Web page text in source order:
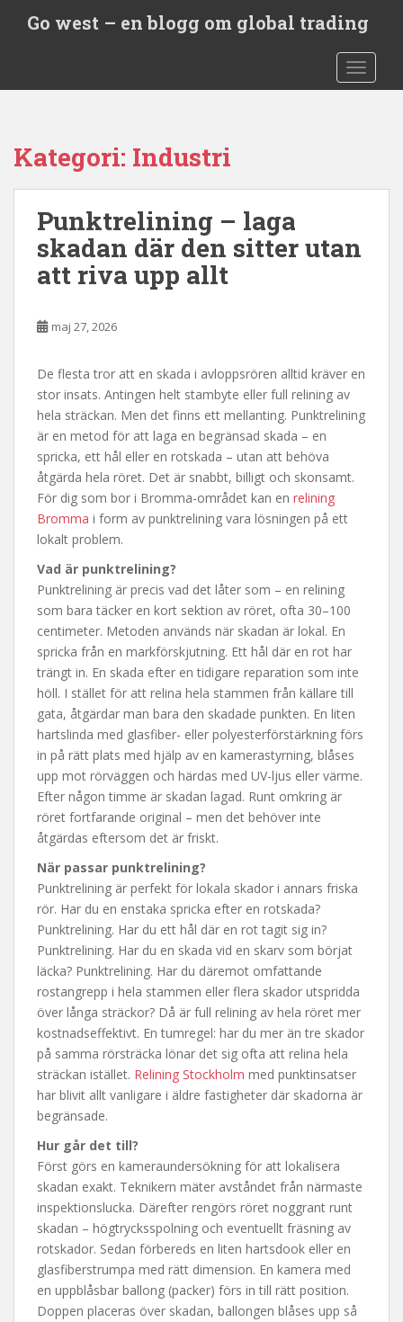
t
Go west – en blogg om global trading
Kategori: Industri
Punktrelining – laga
skadan där den sitter utan
att riva upp allt
maj 27, 2026
De flesta tror att en skada i avloppsrören alltid kräver en
stor insats. Antingen helt stambyte eller full relining av
hela sträckan. Men det finns ett mellanting. Punktrelining
är en metod för att laga en begränsad skada – en
spricka, ett hål eller en rotskada – utan att behöva
åtgärda hela röret. Det är snabbt, billigt och skonsamt.
För dig som bor i Bromma-området kan en relining
Bromma i form av punktrelining vara lösningen på ett
lokalt problem.
Vad är punktrelining?
Punktrelining är precis vad det låter som – en relining
som bara täcker en kort sektion av röret, ofta 30–100
centimeter. Metoden används när skadan är lokal. En
spricka från en markförskjutning. Ett hål där en rot har
trängt in. En skada efter en tidigare reparation som inte
höll. I stället för att relina hela stammen från källare till
gata, åtgärdar man bara den skadade punkten. En liten
hartslinda med glasfiber- eller polyesterförstärkning förs
in på rätt plats med hjälp av en kamerastyrning, blåses
upp mot rörväggen och härdas med UV-ljus eller värme.
Efter någon timme är skadan lagad. Runt omkring är
röret fortfarande original – men det behöver inte
åtgärdas eftersom det är friskt.
När passar punktrelining?
Punktrelining är perfekt för lokala skador i annars friska
rör. Har du en enstaka spricka efter en rotskada?
Punktrelining. Har du ett hål där en rot tagit sig in?
Punktrelining. Har du en skada vid en skarv som börjat
läcka? Punktrelining. Har du däremot omfattande
rostangrepp i hela stammen eller flera skador utspridda
över långa sträckor? Då är full relining av hela röret mer
kostnadseffektivt. En tumregel: har du mer än tre skador
på samma rörsträcka lönar det sig ofta att relina hela
sträckan istället. Relining Stockholm med punktinsatser
har blivit allt vanligare i äldre fastigheter där skadorna är
begränsade.
Hur går det till?
Först görs en kameraundersökning för att lokalisera
skadan exakt. Teknikern mäter avståndet från närmaste
inspektionslucka. Därefter rengörs röret noggrant runt
skadan – högtrycksspolning och eventuellt fräsning av
rotskador. Sedan förbereds en liten hartsdook eller en
glasfiberstrumpa med rätt dimension. En kamera med
en uppblåsbar ballong (packer) förs in till rätt position.
Doppen placeras över skadan, ballongen blåses upp så